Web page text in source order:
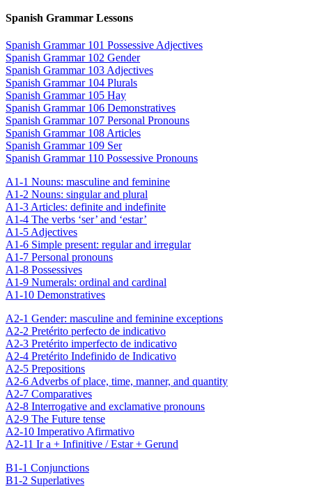
Spanish Grammar Lessons
Spanish Grammar 101 Possessive Adjectives
Spanish Grammar 102 Gender
Spanish Grammar 103 Adjectives
Spanish Grammar 104 Plurals
Spanish Grammar 105 Hay
Spanish Grammar 106 Demonstratives
Spanish Grammar 107 Personal Pronouns
Spanish Grammar 108 Articles
Spanish Grammar 109 Ser
Spanish Grammar 110 Possessive Pronouns
A1-1 Nouns: masculine and feminine
A1-2 Nouns: singular and plural
A1-3 Articles: definite and indefinite
A1-4 The verbs ‘ser’ and ‘estar’
A1-5 Adjectives
A1-6 Simple present: regular and irregular
A1-7 Personal pronouns
A1-8 Possessives
A1-9 Numerals: ordinal and cardinal
A1-10 Demonstratives
A2-1 Gender: masculine and feminine exceptions
A2-2 Pretérito perfecto de indicativo
A2-3 Pretérito imperfecto de indicativo
A2-4 Pretérito Indefinido de Indicativo
A2-5 Prepositions
A2-6 Adverbs of place, time, manner, and quantity
A2-7 Comparatives
A2-8 Interrogative and exclamative pronouns
A2-9 The Future tense
A2-10 Imperativo Afirmativo
A2-11 Ir a + Infinitive / Estar + Gerund
B1-1 Conjunctions
B1-2 Superlatives